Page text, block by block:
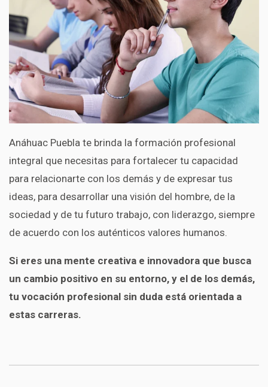
Anáhuac Puebla te brinda la formación profesional
integral que necesitas para fortalecer tu capacidad
para relacionarte con los demás y de expresar tus
ideas, para desarrollar una visión del hombre, de la
sociedad y de tu futuro trabajo, con liderazgo, siempre
de acuerdo con los auténticos valores humanos.
Si eres una mente creativa e innovadora que busca
un cambio positivo en su entorno, y el de los demás,
tu vocación profesional sin duda está orientada a
estas carreras.